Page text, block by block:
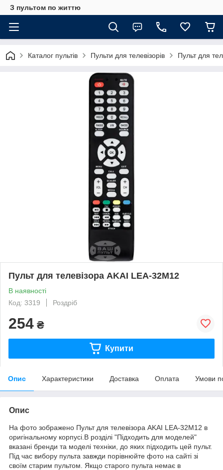
З пультом по життю
Каталог пультів Пульти для телевізорів Пульт для
Пульт для телевізора AKAI LEA-32M12
В наявності
Код: 3319
Роздріб
254 ₴
Купити
Опис Характеристики Доставка Оплата Умови
Опис
На фото зображено Пульт для телевізора AKAI LEA-32M12 в
оригінальному корпусі.В розділі "Підходить для моделей"
вказані бренди та моделі техніки, до яких підходить цей пульт.
Під час вибору пульта завжди порівнюйте фото на сайті зі
своїм старим пультом. Якщо старого пульта немає в